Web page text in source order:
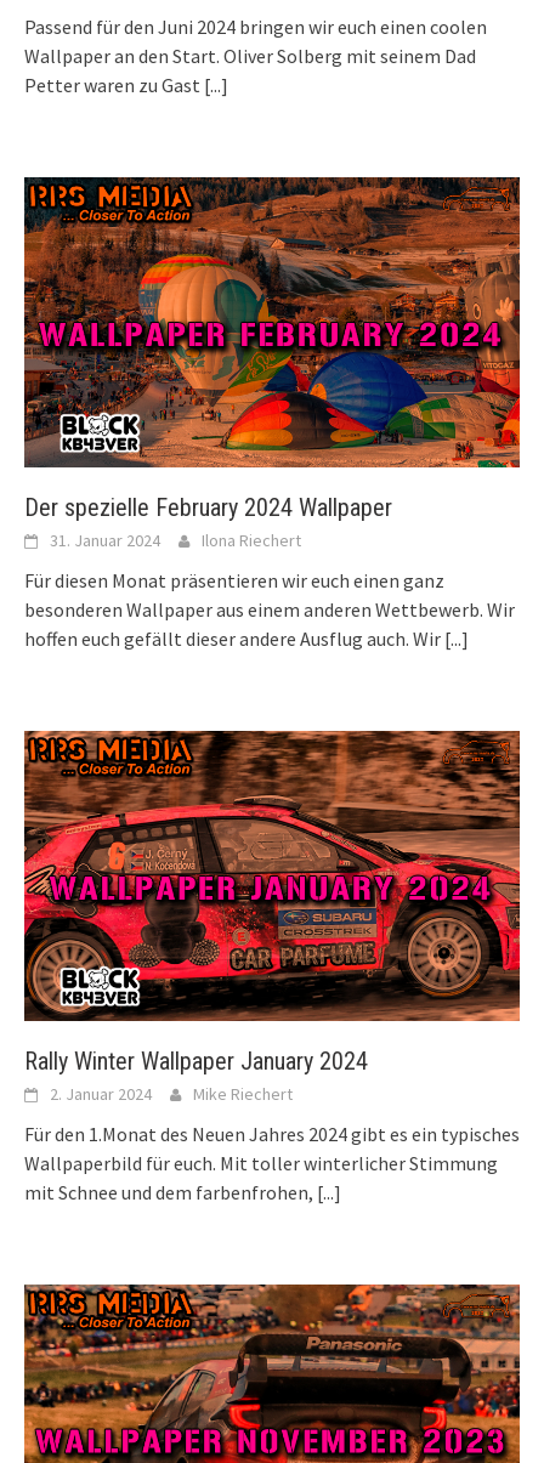
Passend für den Juni 2024 bringen wir euch einen coolen
Wallpaper an den Start. Oliver Solberg mit seinem Dad
Petter waren zu Gast [...]
Der spezielle February 2024 Wallpaper
31. Januar 2024 Ilona Riechert
Für diesen Monat präsentieren wir euch einen ganz
besonderen Wallpaper aus einem anderen Wettbewerb. Wir
hoffen euch gefällt dieser andere Ausflug auch. Wir [...]
Rally Winter Wallpaper January 2024
2. Januar 2024 Mike Riechert
Für den 1.Monat des Neuen Jahres 2024 gibt es ein typisches
Wallpaperbild für euch. Mit toller winterlicher Stimmung
mit Schnee und dem farbenfrohen, [...]